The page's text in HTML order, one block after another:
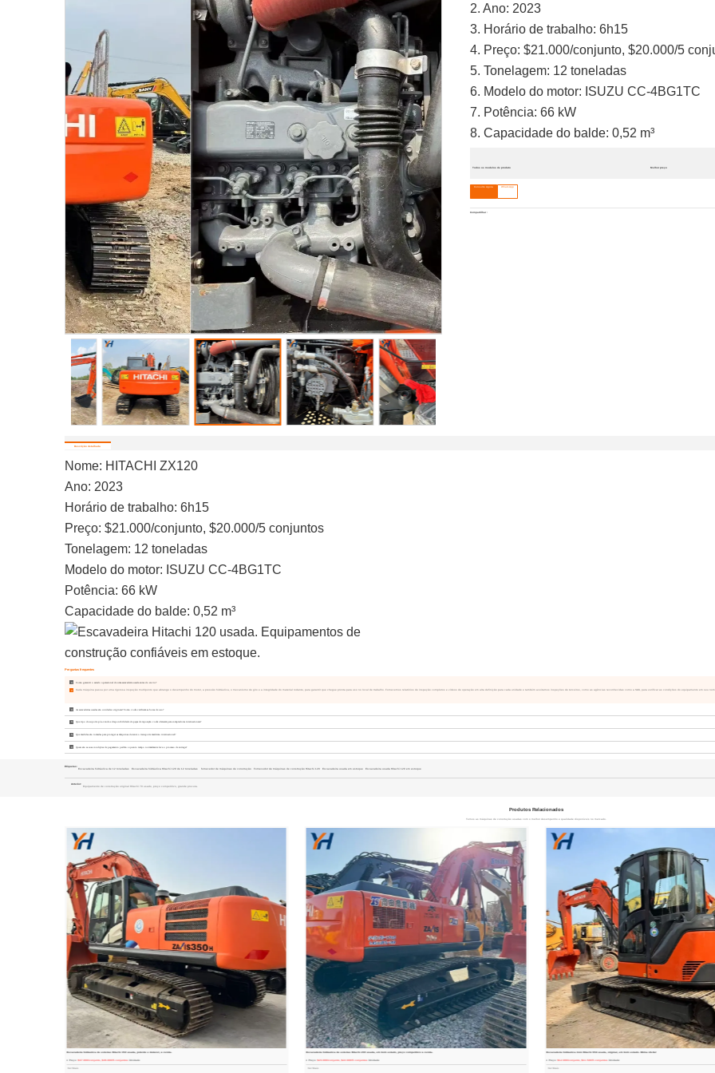
2. Ano: 2023
3. Horário de trabalho: 6h15
4. Preço: $21.000/conjunto, $20.000/5
5. Tonelagem: 12 toneladas
6. Modelo do motor: ISUZU CC-4BG1TC
7. Potência: 66 kW
8. Capacidade do balde: 0,52 m³
Todos os modelos de produto Melhor preço
Consulte Agora WhatsApp
Compartilhar :
Descrição detalhada
Nome: HITACHI ZX120
Ano: 2023
Horário de trabalho: 6h15
Preço: $21.000/conjunto, $20.000/5 conjuntos
Tonelagem: 12 toneladas
Modelo do motor: ISUZU CC-4BG1TC
Potência: 66 kW
Capacidade do balde: 0,52 m³
Perguntas frequentes
Q Como garantir o estado operacional de uma escavadeira usada antes do envio?
A Cada máquina passa por uma rigorosa inspeção multiponto que abrange o desempenho do motor, a pressão hidráulica, o mecanismo de giro e a integridade do material rodante, para garantir que chegue pronta para uso no local de trabalho. Fornecemos relatórios de inspeção completos e vídeos de operação em alta definição para cada unidade e também aceitamos inspeções de terceiros, como as agências reconhecidas como a SGS, para verificar as condições do equipamento em seu
Q As escavadeiras usadas são unidades originais? Como vocês verificam as horas de uso?
Que tipo de suporte pós-venda e disponibilidade de peças de reposição vocês oferecem para compradores internacionais?
Q Que medidas são tomadas para proteger as máquinas durante o transporte marítimo internacional?
Q Quais são as suas condições de pagamento padrão e quanto tempo normalmente leva o processo de entrega?
Etiquetas:
Escavadeira hidráulica de 12 toneladas Escavadeira hidráulica Hitachi 120 de 12 toneladas fornecedor de máquinas de construção Fornecedor de máquinas de construção Hitachi 120 Escavadeira usada em estoque Escavadeira usada Hitachi 120 em estoque
Anterior:
Equipamento de construção original Hitachi 70 usado, preço competitivo, grande procura.
Produtos Relacionados
Temos as máquinas de construção usadas com o melhor desempenho e qualidade disponíveis no mercado.
Escavadeira hidráulica de esteiras Hitachi 350 usada, potente e durável, à venda.
Preço: $37.000/conjunto, $36.000/5 conjuntos /Unidade
Ver Mais
Escavadeira hidráulica de esteiras Hitachi 200 usada, em bom estado, preço competitivo à venda.
Preço: $23.000/conjunto, $22.000/5 conjuntos /Unidade
Ver Mais
Escavadeira hidráulica mini Hitachi 65U usada, original, em bom estado. Ótima oferta!
Preço: $12.000/conjunto, $11.500/5 conjuntos /Unidade
Ver Mais